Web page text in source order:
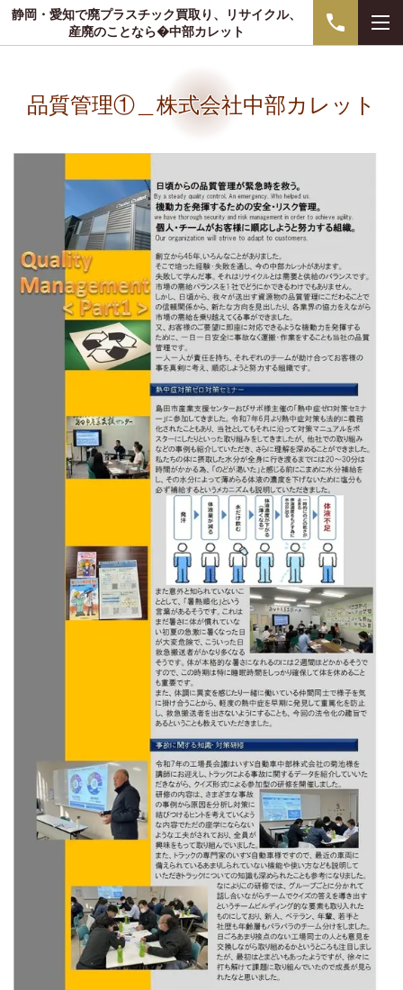
静岡・愛知で廃プラスチック買取り、リサイクル、
産廃のことなら�中部カレット
品質管理①＿株式会社中部カレット